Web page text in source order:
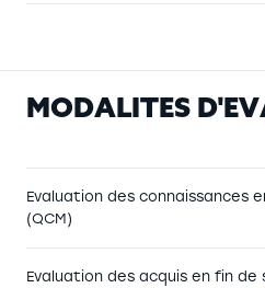
MODALITÉS D'ÉV
Evaluation des connaissances
(QCM)
Evaluation des acquis en fin de